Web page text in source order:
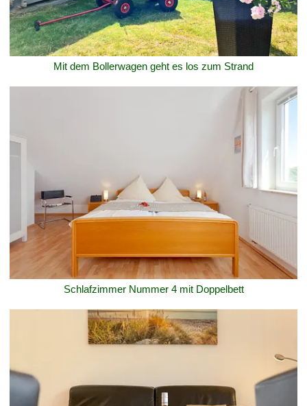
Mit dem Bollerwagen geht es los zum Strand
Schlafzimmer Nummer 4 mit Doppelbett